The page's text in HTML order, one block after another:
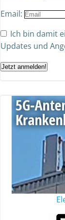
Email:
Ich bin damit
Updates und
Jetzt anmelden!